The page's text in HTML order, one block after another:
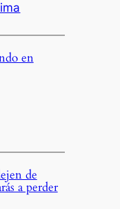
en
de
a perder